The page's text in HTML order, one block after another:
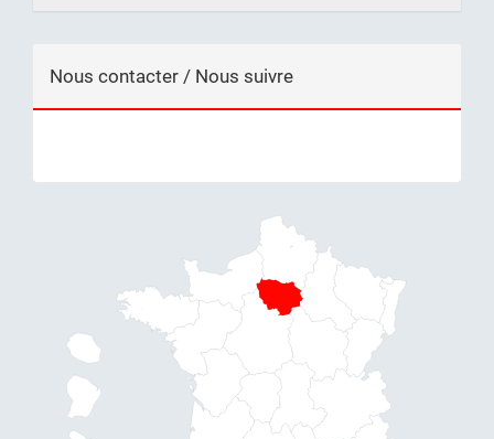
Nous contacter / Nous suivre